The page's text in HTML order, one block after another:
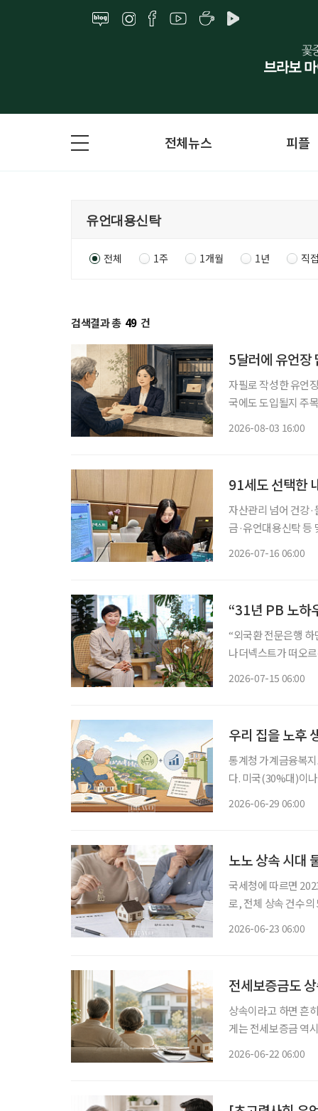
전체뉴스 피플
전체 1주 1개월 1년 직
검색결과 총 49 건
5달러에 유언
자필로 작성한 유언
국에도 도입될지 주
2026-08-03 16:00
91세도 선택한
자산관리 넘어 건강
금·유언대용신탁 등
2026-07-16 06:00
“31년 PB 노하
“외국환 전문은행 하
나더넥스트가 떠오르는 것이 바람입니다.”
2026-07-15 06:00
우리 집을 노후
통계청 가계금융복
다. 미국(30%대)이
2026-06-29 06:00
노노 상속 시대
국세청에 따르면
로, 전체 상속 건수
2026-06-23 06:00
전세보증금도
상속이라고 하면 흔
게는 전세보증금 역
2026-06-22 06:00